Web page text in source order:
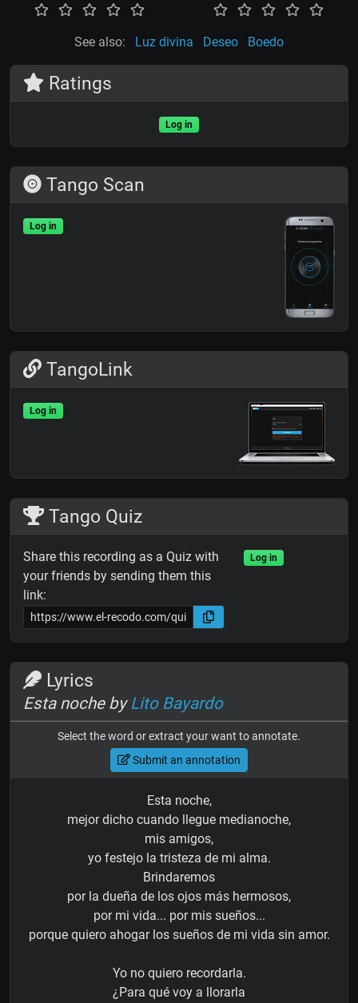
See also: Luz divina Deseo Boedo
Ratings
Log in
Tango Scan
Log in
TangoLink
Log in
Tango Quiz
Share this recording as a Quiz with
your friends by sending them this
link:
Log in
Lyrics
Esta noche byLito Bayardo
Select the word or extract your want to annotate.
Submit an annotation
Esta noche,
mejor dicho cuando llegue medianoche,
mis amigos,
yo festejo la tristeza de mi alma.
Brindaremos
por la dueña de los ojos más hermosos,
por mi vida... por mis sueños...
porque quiero ahogar los sueños de mi vida sin amor.
Yo no quiero recordarla.
¿Para qué voy a llorarla